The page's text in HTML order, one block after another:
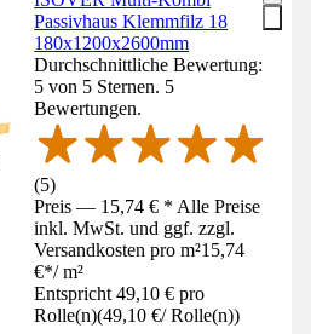
Passivhaus Klemmfilz 18
180x1200x2600mm
Durchschnittliche Bewertung:
5 von 5 Sternen. 5
Bewertungen.
(5)
Preis — 15,74 € * Alle Preise
inkl. MwSt. und ggf. zzgl.
Versandkosten pro m²15,74
€*/ m²
Entspricht 49,10 € pro
Rolle(n)(49,10 €/ Rolle(n))